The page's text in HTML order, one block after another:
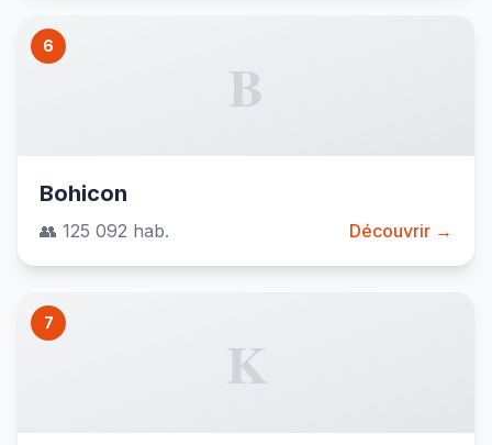
6
B
Bohicon
👥 125 092 hab. Découvrir →
7
K